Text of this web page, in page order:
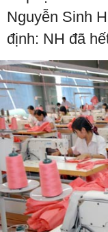
Nguyễn Sinh
định: NH đã